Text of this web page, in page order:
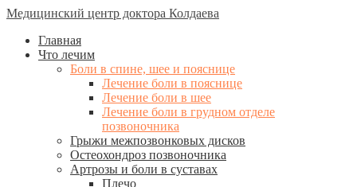
Медицинский центр доктора Колдаева
Главная
Что лечим
Боли в спине, шее и пояснице
Лечение боли в пояснице
Лечение боли в шее
Лечение боли в грудном отделе
позвоночника
Грыжи межпозвонковых дисков
Остеохондроз позвоночника
Артрозы и боли в суставах
Плечо